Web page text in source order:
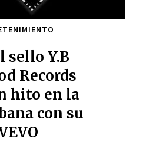
sello Y.B
Records
hito en la
con su